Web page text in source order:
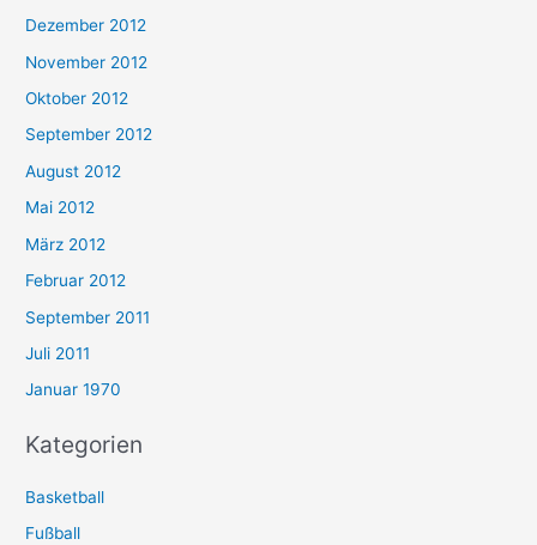
Dezember 2012
November 2012
Oktober 2012
September 2012
August 2012
Mai 2012
März 2012
Februar 2012
September 2011
Juli 2011
Januar 1970
Kategorien
Basketball
Fußball